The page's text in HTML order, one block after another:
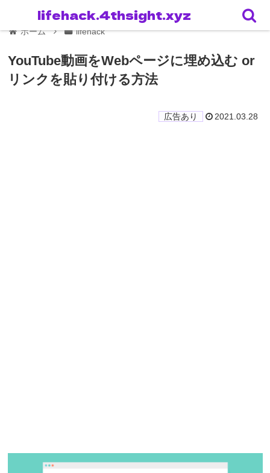
ホーム lifehack
YouTube動画をWebページに埋め込む or
リンクを貼り付ける方法
2021.03.28
lifehack.4thsight.xyz